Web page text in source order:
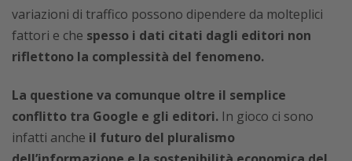
variazioni di traffico possono dipendere da molteplici
fattori e che spesso i dati citati dagli editori non
riflettono la complessità del fenomeno.
La questione va comunque oltre il semplice
conflitto tra Google e gli editori. In gioco ci sono
infatti anche il futuro del pluralismo